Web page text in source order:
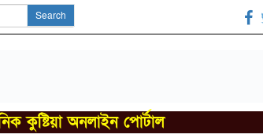
Search
কুষ্টিয়া অনলাইন পোর্টাল